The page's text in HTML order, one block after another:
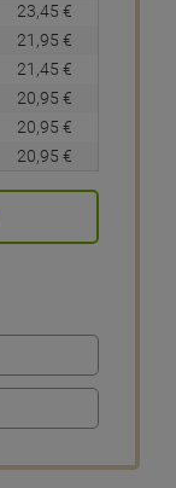
23,45 €
21,95 €
21,45 €
20,95 €
20,95 €
20,95 €